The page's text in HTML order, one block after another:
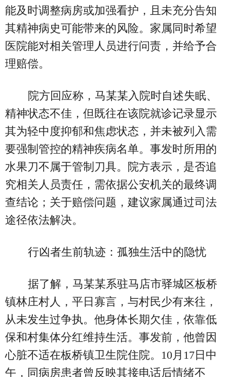
能及时调整病房或加强看护，且未充分告知
其精神病史可能带来的风险。家属同时希望
医院能对相关管理人员进行问责，并给予合
理赔偿。
院方回应称，马某某入院时自述失眠、
精神状态不佳，但既往在该院就诊记录显示
其为轻中度抑郁和焦虑状态，并未被列入需
要强制管控的精神疾病名单。事发时所用的
水果刀不属于管制刀具。院方表示，是否追
究相关人员责任，需依据公安机关的最终调
查结论；关于赔偿问题，建议家属通过司法
途径依法解决。
行凶者生前轨迹：孤独生活中的隐忧
据了解，马某某系驻马店市驿城区板桥
镇林庄村人，平日寡言，与村民少有来往，
从未发生过争执。他身体长期欠佳，依靠低
保和村集体分红维持生活。事发前，他曾因
心脏不适在板桥镇卫生院住院。10月17日中
午，同病房患者曾反映其接电话后情绪不